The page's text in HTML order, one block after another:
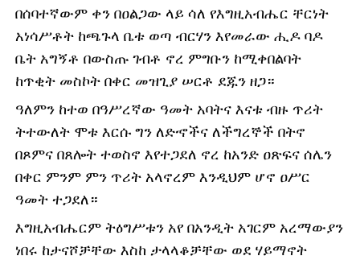
በሰባተኛውም ቀን በዐልጋው ላይ ሳለ የእግዚአብሔር ቸርነት
አነሳሥቶት ከጫጉላ ቤቱ ወጣ ብርሃን እየመራው ሒዶ ባዶ
ቤት አግኝቶ በውስጡ ገብቶ ኖረ ምግቡን ከሚቀበልባት
ከጥቂት መስኮት በቀር መዝጊያ ሠርቶ ደጁን ዘጋ።
ዓለምን ከተወ በዓሥረኛው ዓመት አባትና እናቱ ብዙ ጥሪት
ትተውለት ሞቱ እርሱ ግን ለድኆችና ለችግረኞች በትኖ
በጾምና በጸሎት ተወስኖ እየተጋደለ ኖረ ከአንድ ዐጽፍና ሰሌን
በቀር ምንም ምን ጥሪት አላኖረም እንዲህም ሆኖ ዐሥር
ዓመት ተጋደለ።
እግዚአብሔርም ትዕግሥቱን አየ በአንዲት አገርም አረማውያን
ነበሩ ከታናሾቻቸው እስከ ታላላቆቻቸው ወደ ሃይማኖት